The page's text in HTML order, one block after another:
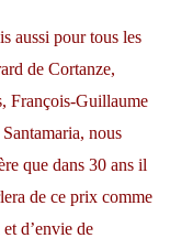
aussi pour tous les
de Cortanze,
François-Guillaume
nous
que dans 30 ans il
de ce prix comme
d’envie de